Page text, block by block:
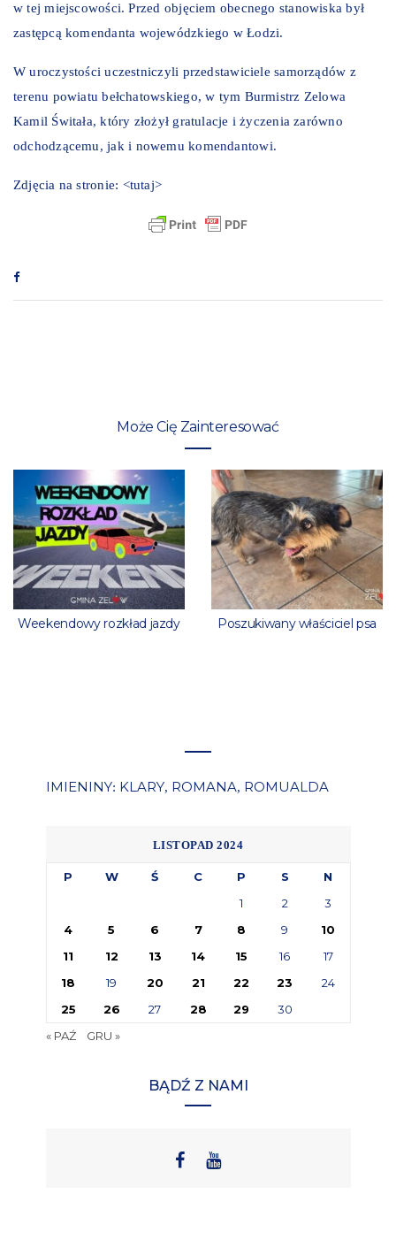
w tej miejscowości. Przed objęciem obecnego stanowiska był
zastępcą komendanta wojewódzkiego w Łodzi.
W uroczystości uczestniczyli przedstawiciele samorządów z
terenu powiatu bełchatowskiego, w tym Burmistrz Zelowa
Kamil Świtała, który złożył gratulacje i życzenia zarówno
odchodzącemu, jak i nowemu komendantowi.
Zdjęcia na stronie: <tutaj>
Może Cię Zainteresować
Weekendowy rozkład jazdy Poszukiwany właściciel psa
IMIENINY: KLARY, ROMANA, ROMUALDA
LISTOPAD 2024
P W Ś C P S
N
1
2
3
4
5 6 7 8 9
10
11
12 13 14 15 16
17
18
19 20 21 22 23
24
25
26 27 28 29
30
« PAŹ
GRU »
BĄDŹ Z NAMI